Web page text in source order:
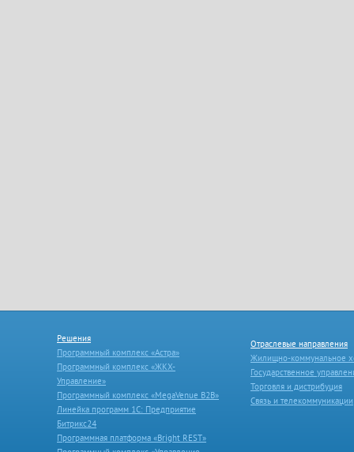
Решения
Программный комплекс «Астра»
Программный комплекс «ЖКХ-
Управление»
Программный комплекс «MegaVenue B2B»
Линейка программ 1С: Предприятие
Битрикс24
Программная платформа «Bright REST»
Отраслевые направления
Жилищно-коммунальное
Государственное
Торговля и дистрибуция
Связь и телекоммуникации